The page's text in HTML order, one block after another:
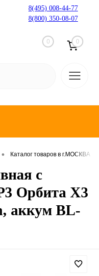
8(495) 008-44-77
8(800) 350-08-07
0 0
• Каталог товаров в г.МОСКВА
с
Орбита X3
аккум BL-